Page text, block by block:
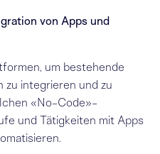
von Apps und
um bestehende
integrieren und zu
«No-Code»-
und Tätigkeiten mit Apps